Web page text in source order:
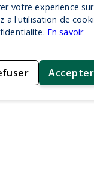
votre experience sur
a l'utilisation de
En savoir
Accepter